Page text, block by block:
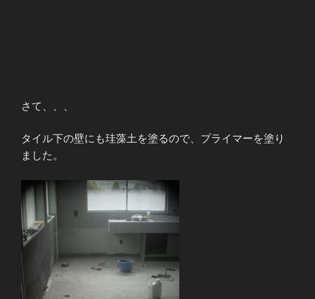
さて、、、
タイル下の壁にも珪藻土を塗るので、プライマーを塗り
ました。